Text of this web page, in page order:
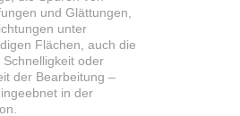
und Glättungen,
unter
Flächen, auch die
Schnelligkeit oder
der Bearbeitung –
in der